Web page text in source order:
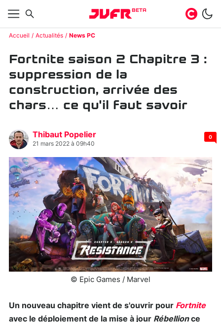
BETA
Accueil Actualités News PC
Fortnite saison 2 Chapitre 3 :
suppression de la
construction, arrivée des
chars… ce qu'il faut savoir
Thibaut Popelier
21 mars 2022 à 09h40
0
© Epic Games / Marvel
Un nouveau chapitre vient de s'ouvrir pour Fortnite
avec le déploiement de la mise à jour Rébellionce